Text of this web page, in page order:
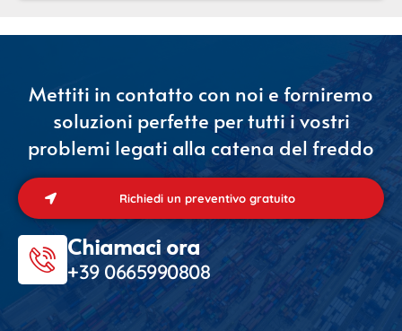
Mettiti in contatto con noi e forniremo
soluzioni perfette per tutti i vostri
problemi legati alla catena del freddo
Richiedi un preventivo gratuito
Chiamaci ora
+39 0665990808